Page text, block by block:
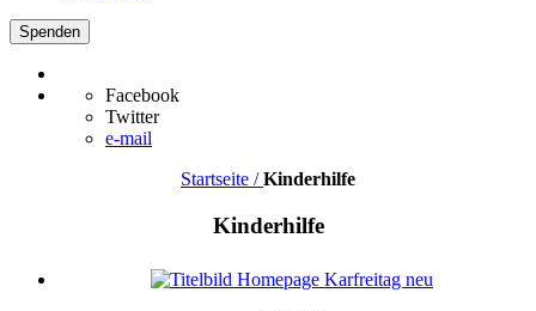
Spenden
Facebook
Twitter
e-mail
Startseite / Kinderhilfe
Kinderhilfe